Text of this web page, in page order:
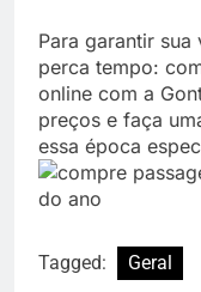
Para garantir
perca tempo:
online com a
preços e faça
essa época
Tagged: Geral